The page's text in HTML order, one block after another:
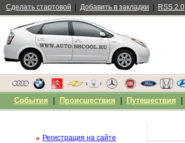
Регистрация на сайте
Сделать стартовой Добавить в закладки RSS 2.0
События Происшествия Путешествия